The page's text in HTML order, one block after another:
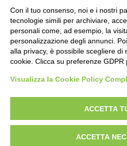
Gelo
Secco
Con il tuo consenso, noi e i nostri
tecnologie simili per archiviare,
personali come, ad esempio, la
personalizzazione degli annunci.
alla privacy, è possibile scegliere di
cookie. Clicca su preferenze GDPR
Visualizza la Cookie Policy
ACCETTA
ACCETTA